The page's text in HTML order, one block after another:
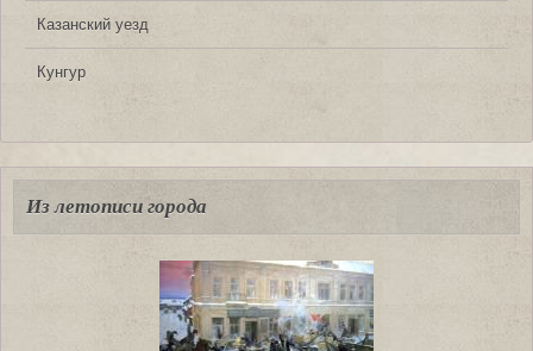
Казанский уезд
Кунгур
Из летописи города